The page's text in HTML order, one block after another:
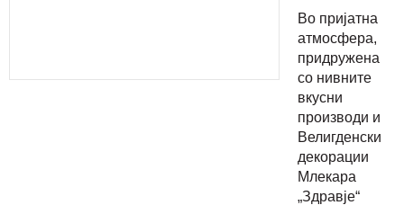
празнична
дружба
во
на
Млекара
„Здравје“
Радово
Во пријатна
атмосфера,
придружена
со нивните
вкусни
производи и
Велигденски
декорации
Млекара
„Здравје“